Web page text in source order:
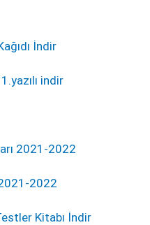
İndir
indir
2021-2022
2022
Kitabı İndir